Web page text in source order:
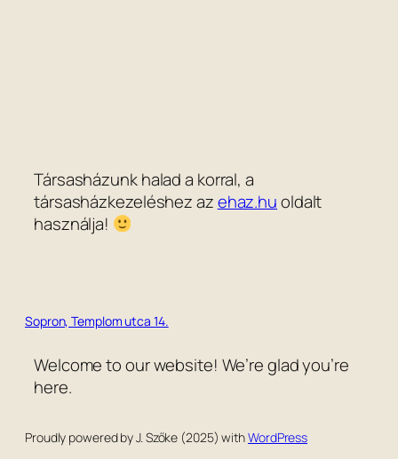
Társasházunk halad a korral, a
társasházkezeléshez azehaz.huoldalt
használja!
Sopron, Templom utca 14.
Welcome to our website! We’re glad you’re
here.
Proudly powered by J. Szőke (2025) withWordPress